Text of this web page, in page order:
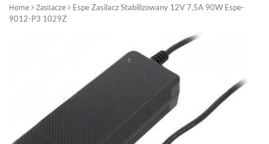
Home Zasilacze
Espe Zasilacz Stabilizowany 12V 7,5A 90W Espe-
9012-P3 1029Z